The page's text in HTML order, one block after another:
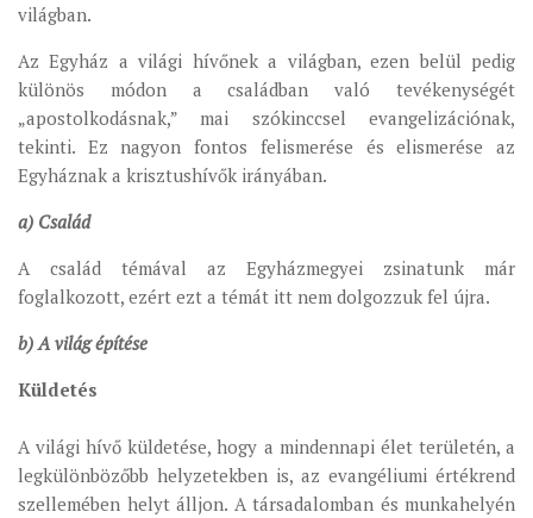
világban.
Az Egyház a világi hívőnek a világban, ezen belül pedig
különös módon a családban való tevékenységét
„apostolkodásnak,” mai szókinccsel evangelizációnak,
tekinti. Ez nagyon fontos felismerése és elismerése az
Egyháznak a krisztushívők irányában.
a) Család
A család témával az Egyházmegyei zsinatunk már
foglalkozott, ezért ezt a témát itt nem dolgozzuk fel újra.
b) A világ építése
Küldetés
A világi hívő küldetése, hogy a mindennapi élet területén, a
legkülönbözőbb helyzetekben is, az evangéliumi értékrend
szellemében helyt álljon. A társadalomban és munkahelyén